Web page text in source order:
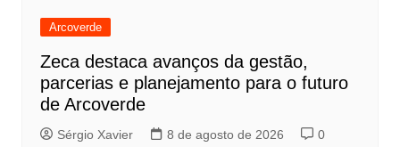
Arcoverde
Zeca destaca avanços da gestão,
parcerias e planejamento para o futuro
de Arcoverde
Sérgio Xavier 8 de agosto de 2026 0